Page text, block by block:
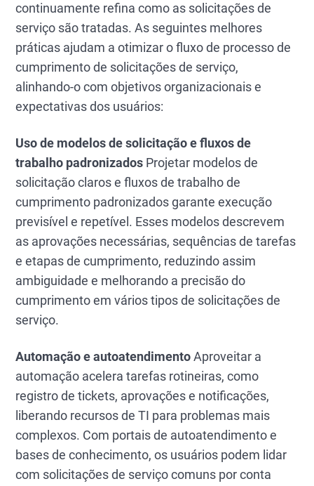
continuamente refina como as solicitações de
serviço são tratadas. As seguintes melhores
práticas ajudam a otimizar o fluxo de processo de
cumprimento de solicitações de serviço,
alinhando-o com objetivos organizacionais e
expectativas dos usuários:
Uso de modelos de solicitação e fluxos de
trabalho padronizados Projetar modelos de
solicitação claros e fluxos de trabalho de
cumprimento padronizados garante execução
previsível e repetível. Esses modelos descrevem
as aprovações necessárias, sequências de tarefas
e etapas de cumprimento, reduzindo assim
ambiguidade e melhorando a precisão do
cumprimento em vários tipos de solicitações de
serviço.
Automação e autoatendimentoAproveitar a
automação acelera tarefas rotineiras, como
registro de tickets, aprovações e notificações,
liberando recursos de TI para problemas mais
complexos. Com portais de autoatendimento e
bases de conhecimento, os usuários podem lidar
com solicitações de serviço comuns por conta